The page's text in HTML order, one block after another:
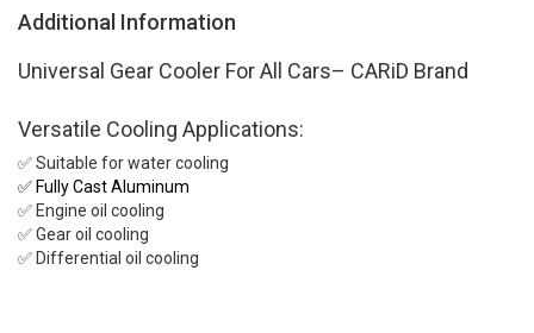
Additional Information
Universal Gear Cooler For All Cars– CARiD Brand
Versatile Cooling Applications:
✅ Suitable for water cooling
✅ Fully Cast Aluminum
✅ Engine oil cooling
✅ Gear oil cooling
✅ Differential oil cooling